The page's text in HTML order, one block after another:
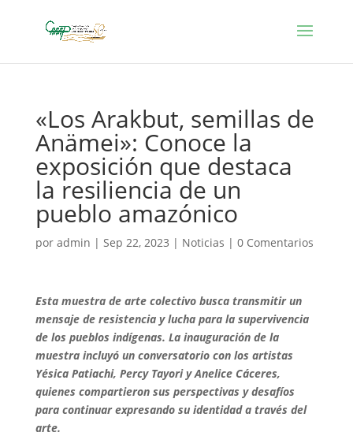
«Los Arakbut, semillas de
Anämei»: Conoce la
exposición que destaca
la resiliencia de un
pueblo amazónico
por admin | Sep 22, 2023 | Noticias | 0 Comentarios
Esta muestra de arte colectivo busca transmitir un
mensaje de resistencia y lucha para la supervivencia
de los pueblos indígenas. La inauguración de la
muestra incluyó un conversatorio con los artistas
Yésica Patiachi, Percy Tayori y Anelice Cáceres,
quienes compartieron sus perspectivas y desafíos
para continuar expresando su identidad a través del
arte.